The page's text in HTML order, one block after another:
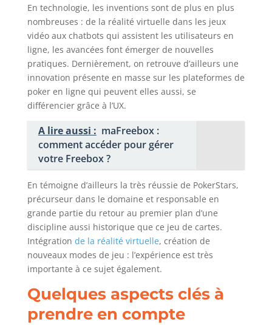
En technologie, les inventions sont de plus en plus
nombreuses : de la réalité virtuelle dans les jeux
vidéo aux chatbots qui assistent les utilisateurs en
ligne, les avancées font émerger de nouvelles
pratiques. Dernièrement, on retrouve d’ailleurs une
innovation présente en masse sur les plateformes de
poker en ligne qui peuvent elles aussi, se
différencier grâce à l’UX.
A lire aussi : maFreebox :
comment accéder pour gérer
votre Freebox ?
En témoigne d’ailleurs la très réussie de PokerStars,
précurseur dans le domaine et responsable en
grande partie du retour au premier plan d’une
discipline aussi historique que ce jeu de cartes.
Intégration de la réalité virtuelle, création de
nouveaux modes de jeu : l’expérience est très
importante à ce sujet également.
Quelques aspects clés à
prendre en compte